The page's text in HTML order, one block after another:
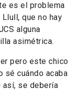
es el problema
que no hay
alguna
asimétrica.
pero este chico
sé cuándo acaba
así, se debería